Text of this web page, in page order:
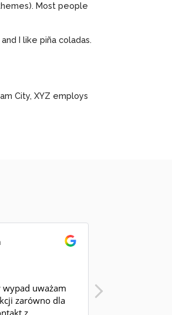
Most people
I like piña coladas.
City, XYZ employs
wypad uważam
zarówno dla